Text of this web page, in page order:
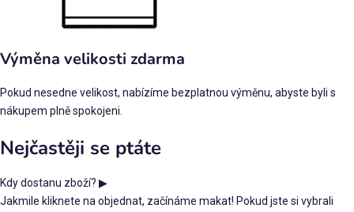
Výměna velikosti zdarma
Pokud nesedne velikost, nabízíme bezplatnou výměnu, abyste byli s
nákupem plně spokojeni.
Nejčastěji se ptáte
Kdy dostanu zboží? ▶
Jakmile kliknete na objednat, začínáme makat! Pokud jste si vybrali